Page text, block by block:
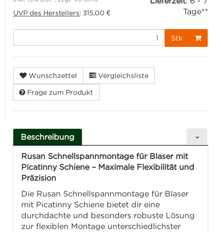
UVP des Herstellers: 315,00 €
Tage**
Stk
Wunschzettel Vergleichsliste
Frage zum Produkt
Beschreibung
Rusan Schnellspannmontage für Blaser mit
Picatinny Schiene – Maximale Flexibilität und
Präzision
Die Rusan Schnellspannmontage für Blaser
mit Picatinny Schiene bietet dir eine
durchdachte und besonders robuste Lösung
zur flexiblen Montage unterschiedlichster